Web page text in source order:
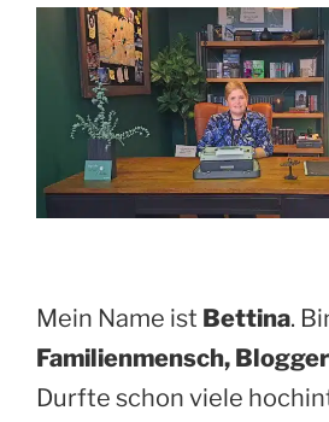
Mein Name ist Bettina.
Familienmensch,
Durfte schon viele